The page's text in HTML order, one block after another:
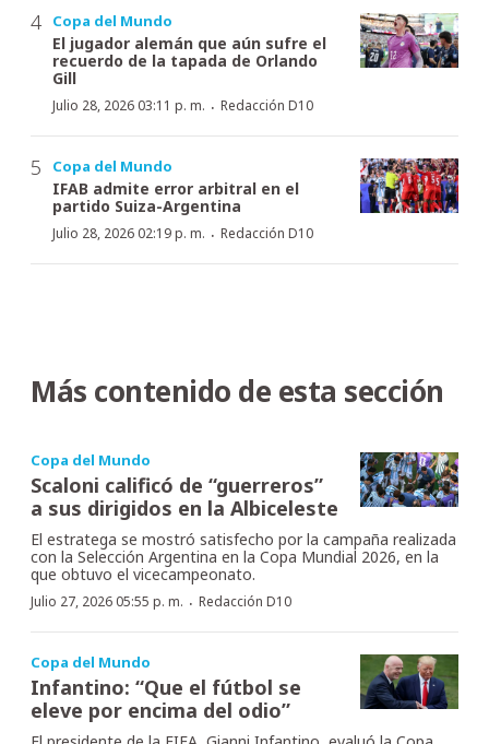
Copa del Mundo
El jugador alemán que aún sufre el
recuerdo de la tapada de Orlando
Gill
Julio 28, 2026 03:11 p. m. · Redacción D10
Copa del Mundo
IFAB admite error arbitral en el
partido Suiza-Argentina
Julio 28, 2026 02:19 p. m. · Redacción D10
Más contenido de esta sección
Copa del Mundo
Scaloni calificó de “guerreros”
a sus dirigidos en la Albiceleste
El estratega se mostró satisfecho por la campaña realizada
con la Selección Argentina en la Copa Mundial 2026, en la
que obtuvo el vicecampeonato.
Julio 27, 2026 05:55 p. m. · Redacción D10
Copa del Mundo
Infantino: “Que el fútbol se
eleve por encima del odio”